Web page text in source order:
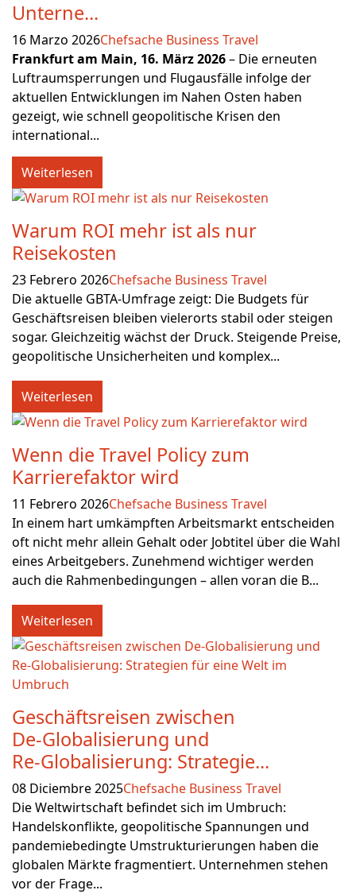
Unterne...
16 Marzo 2026Chefsache Business Travel
Frankfurt am Main, 16. März 2026– Die erneuten
Luftraumsperrungen und Flugausfälle infolge der
aktuellen Entwicklungen im Nahen Osten haben
gezeigt, wie schnell geopolitische Krisen den
international...
Weiterlesen
Warum ROI mehr ist als nur
Reisekosten
23 Febrero 2026Chefsache Business Travel
Die aktuelle GBTA-Umfrage zeigt: Die Budgets für
Geschäftsreisen bleiben vielerorts stabil oder steigen
sogar. Gleichzeitig wächst der Druck. Steigende Preise,
geopolitische Unsicherheiten und komplex...
Weiterlesen
Wenn die Travel Policy zum
Karrierefaktor wird
11 Febrero 2026Chefsache Business Travel
In einem hart umkämpften Arbeitsmarkt entscheiden
oft nicht mehr allein Gehalt oder Jobtitel über die Wahl
eines Arbeitgebers. Zunehmend wichtiger werden
auch die Rahmenbedingungen – allen voran die B...
Weiterlesen
Geschäftsreisen zwischen
De‑Globalisierung und
Re‑Globalisierung: Strategie...
08 Diciembre 2025Chefsache Business Travel
Die Weltwirtschaft befindet sich im Umbruch:
Handelskonflikte, geopolitische Spannungen und
pandemiebedingte Umstrukturierungen haben die
globalen Märkte fragmentiert. Unternehmen stehen
vor der Frage...